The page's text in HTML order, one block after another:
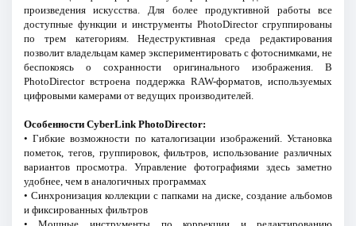
произведения искусства. Для более продуктивной работы все
доступные функции и инструменты PhotoDirector сгруппированы
по трем категориям. Недеструктивная среда редактирования
позволит владельцам камер экспериментировать с фотоснимками, не
беспокоясь о сохранности оригинального изображения. В
PhotoDirector встроена поддержка RAW-форматов, используемых
цифровыми камерами от ведущих производителей.
Особенности CyberLink PhotoDirector:
• Гибкие возможности по каталогизации изображений. Установка
пометок, тегов, группировок, фильтров, использование различных
вариантов просмотра. Управление фотографиями здесь заметно
удобнее, чем в аналогичных программах
• Синхронизация коллекции с папками на диске, создание альбомов
и фиксированных фильтров